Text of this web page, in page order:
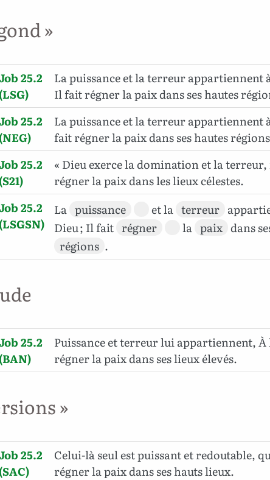
»
25.2
La puissance et la terreur appartiennent
Il fait régner la paix dans ses hautes
25.2
La puissance et la terreur appartiennent
fait régner la paix dans ses hautes
25.2
« Dieu exerce la domination et la
régner la paix dans les lieux célestes.
25.2
La puissance et la terreur
Dieu ; Il fait régner la paix dans
régions .
25.2
Puissance et terreur lui appartiennent,
régner la paix dans ses lieux élevés.
»
25.2
Celui-là seul est puissant et redoutable,
régner la paix dans ses hauts lieux.